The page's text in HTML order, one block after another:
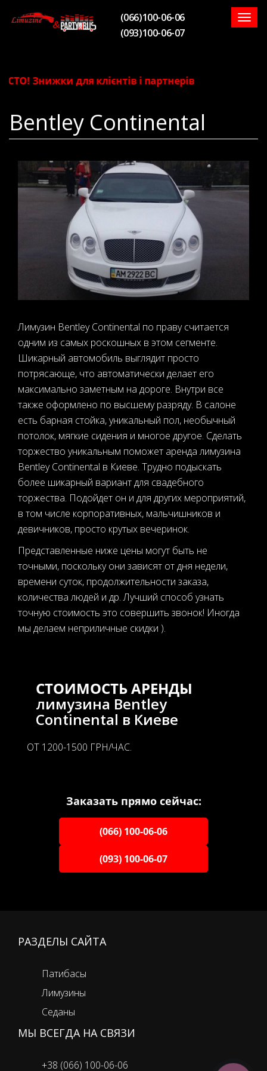
(066)100-06-06
(093)100-06-07
Знижки для клієнтів і партнерів
Bentley Continental
Лимузин Bentley Continental по праву считается
одним из самых роскошных в этом сегменте.
Шикарный автомобиль выглядит просто
потрясающе, что автоматически делает его
максимально заметным на дороге. Внутри все
также оформлено по высшему разряду. В салоне
есть барная стойка, уникальный пол, необычный
потолок, мягкие сидения и многое другое. Сделать
торжество уникальным поможет аренда лимузина
Bentley Continental в Киеве. Трудно подыскать
более шикарный вариант для свадебного
торжества. Подойдет он и для других мероприятий,
в том числе корпоративных, мальчишников и
девичников, просто крутых вечеринок.
Представленные ниже цены могут быть не
точными, поскольку они зависят от дня недели,
времени суток, продолжительности заказа,
количества людей и др. Лучший способ узнать
точную стоимость это совершить звонок! Иногда
мы делаем неприличные скидки ).
СТОИМОСТЬ АРЕНДЫ
лимузина Bentley
Continental в Киеве
ОТ 1200-1500 ГРН/ЧАС.
Заказать прямо сейчас:
(066) 100-06-06
(093) 100-06-07
РАЗДЕЛЫ САЙТА
Патибасы
Лимузины
Седаны
МЫ ВСЕГДА НА СВЯЗИ
+38 (066) 100-06-06